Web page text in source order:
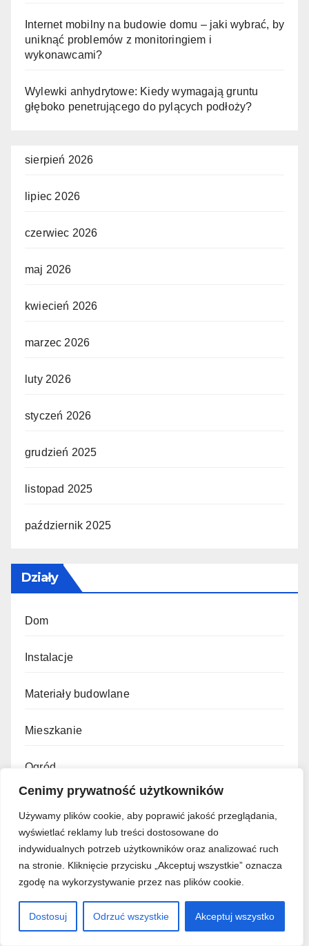
Cenimy prywatność użytkowników
Używamy plików cookie, aby poprawić jakość przeglądania,
wyświetlać reklamy lub treści dostosowane do
indywidualnych potrzeb użytkowników oraz analizować ruch
na stronie. Kliknięcie przycisku „Akceptuj wszystkie” oznacza
zgodę na wykorzystywanie przez nas plików cookie.
Dostosuj Odrzuć wszystkie Akceptuj wszystko
Internet mobilny na budowie domu – jaki wybrać, by
uniknąć problemów z monitoringiem i
wykonawcami?
Wylewki anhydrytowe: Kiedy wymagają gruntu
głęboko penetrującego do pylących podłoży?
sierpień 2026
lipiec 2026
czerwiec 2026
maj 2026
kwiecień 2026
marzec 2026
luty 2026
styczeń 2026
grudzień 2025
listopad 2025
październik 2025
Działy
Dom
Instalacje
Materiały budowlane
Mieszkanie
Ogród
Prawo Budowlane
Remonty "Zrób To Sam"
Wykończenie wnętrz